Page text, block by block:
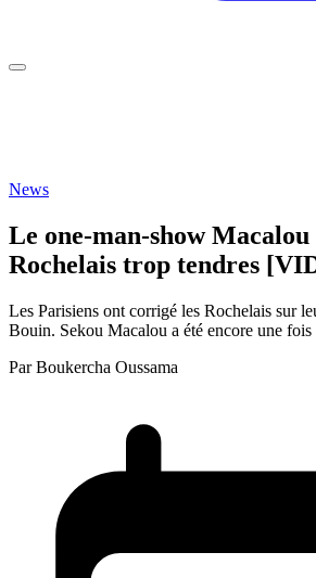
News
Le one-man-show Macalou
Rochelais trop tendres
Les Parisiens ont corrigé les Rochelais sur
Bouin. Sekou Macalou a été encore une fois
Par Boukercha Oussama